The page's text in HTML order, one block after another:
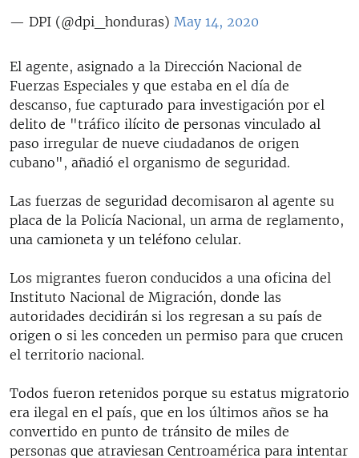
— DPI (@dpi_honduras) May 14, 2020
El agente, asignado a la Dirección Nacional de
Fuerzas Especiales y que estaba en el día de
descanso, fue capturado para investigación por el
delito de "tráfico ilícito de personas vinculado al
paso irregular de nueve ciudadanos de origen
cubano", añadió el organismo de seguridad.
Las fuerzas de seguridad decomisaron al agente su
placa de la Policía Nacional, un arma de reglamento,
una camioneta y un teléfono celular.
Los migrantes fueron conducidos a una oficina del
Instituto Nacional de Migración, donde las
autoridades decidirán si los regresan a su país de
origen o si les conceden un permiso para que crucen
el territorio nacional.
Todos fueron retenidos porque su estatus migratorio
era ilegal en el país, que en los últimos años se ha
convertido en punto de tránsito de miles de
personas que atraviesan Centroamérica para intentar